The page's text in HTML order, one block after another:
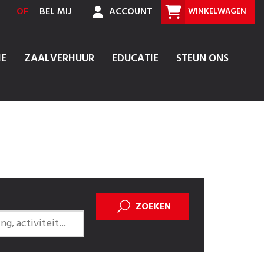
OF BEL MIJ ACCOUNT WINKELWAGEN
ZAALVERHUUR EDUCATIE STEUN ONS
ZOEKEN